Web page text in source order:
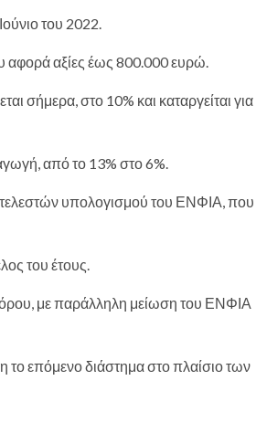
του 2022.
αφορά αξίες έως 800.000 ευρώ.
σήμερα, στο 10% και καταργείται για
από το 13% στο 6%.
υπολογισμού του ΕΝΦΙΑ, που
του έτους.
με παράλληλη μείωση του ΕΝΦΙΑ
επόμενο διάστημα στο πλαίσιο των